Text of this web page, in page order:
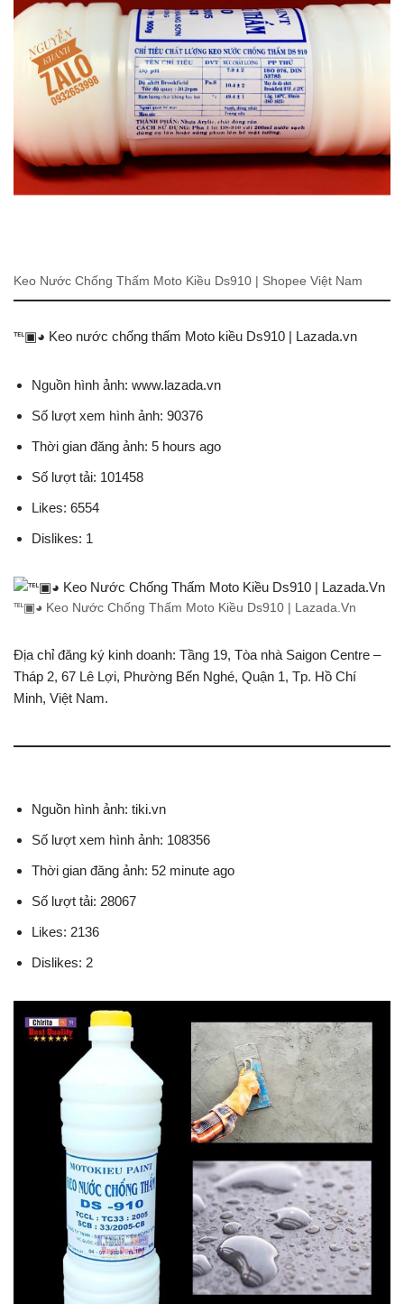
Keo Nước Chống Thấm Moto Kiều Ds910 | Shopee Việt Nam
℡▣◕ Keo nước chống thấm Moto kiều Ds910 | Lazada.vn
Nguồn hình ảnh: www.lazada.vn
Số lượt xem hình ảnh: 90376
Thời gian đăng ảnh: 5 hours ago
Số lượt tải: 101458
Likes: 6554
Dislikes: 1
℡▣◕ Keo Nước Chống Thấm Moto Kiều Ds910 | Lazada.Vn
Địa chỉ đăng ký kinh doanh: Tầng 19, Tòa nhà Saigon Centre –
Tháp 2, 67 Lê Lợi, Phường Bến Nghé, Quận 1, Tp. Hồ Chí
Minh, Việt Nam.
Nguồn hình ảnh: tiki.vn
Số lượt xem hình ảnh: 108356
Thời gian đăng ảnh: 52 minute ago
Số lượt tải: 28067
Likes: 2136
Dislikes: 2